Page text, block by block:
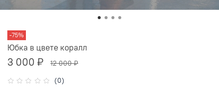
-75%
(0)
Юбка в цвете коралл
3 000 ₽ 12 000 ₽